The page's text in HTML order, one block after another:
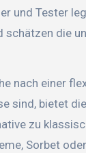
und Tester
schätzen die
nach einer
sind, bietet
zu
Sorbet